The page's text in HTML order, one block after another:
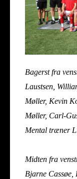
Bagerst fra
Laustsen,
Møller, Kevin
Møller, Carl-
Mental træner
Midten fra
Bjarne Cassøe,